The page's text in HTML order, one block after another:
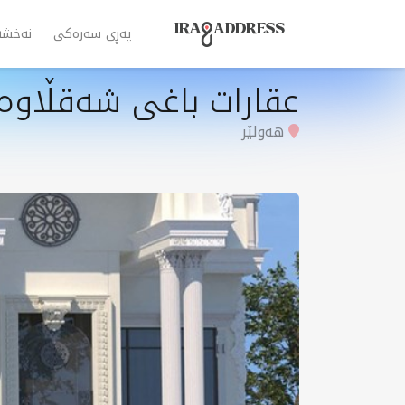
پەڕی سەرەکی
عقارات باغی
هەولێر